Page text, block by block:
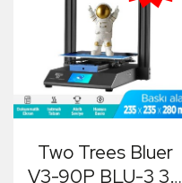
Two Trees Bluer
V3-90P BLU-3 3D